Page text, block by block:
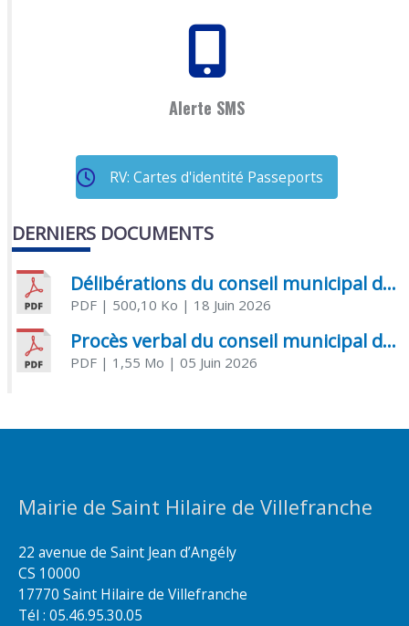
Alerte SMS
RV: Cartes d'identité Passeports
DERNIERS DOCUMENTS
Délibérations du conseil municipal du 18 juin 2026
PDF| 500,10 Ko | 18 Juin 2026
Procès verbal du conseil municipal du 05 juin 2026
PDF| 1,55 Mo | 05 Juin 2026
Mairie de Saint Hilaire de Villefranche
22 avenue de Saint Jean d’Angély
CS 10000
17770 Saint Hilaire de Villefranche
Tél : 05.46.95.30.05